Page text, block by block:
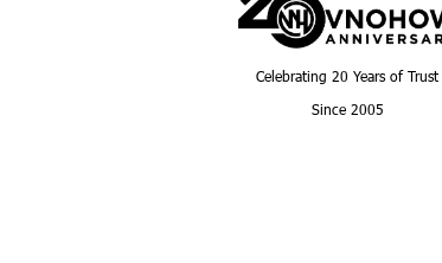
Celebrating 20 Years of Trust
Since 2005